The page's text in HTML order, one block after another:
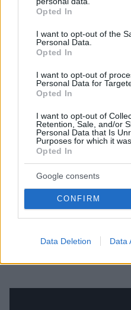
grant or deny consent to
use your data for below
consent section.
Opted In
I want to opt-out of the
Personal Data.
Opted In
I want to opt-out of
Personal Data for
Opted In
I want to opt-out of
Retention, Sale, and/or
Personal Data that Is
Purposes for which it
Opted In
Google consents
CONFIRM
Data Deletion Data
τα μεγαλύτερα
Άφρικα. Βρίσκεται
ευρωπαϊκών συλλόγων
Μάντσεστερ Σίτι και
κάποιες μέρες
Λίβερπουλ είναι
από 100 εκατομμύρια
δικό της.
Ο Ντιομαντέ
εκρηκτικός, πολύ
ενώ για την θέση του
στα ύψη, το ταλέντο το